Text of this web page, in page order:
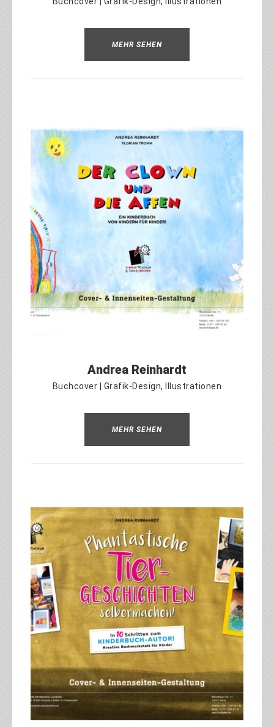
MEHR SEHEN
Andrea Reinhardt
Buchcover | Grafik-Design, Illustrationen
MEHR SEHEN